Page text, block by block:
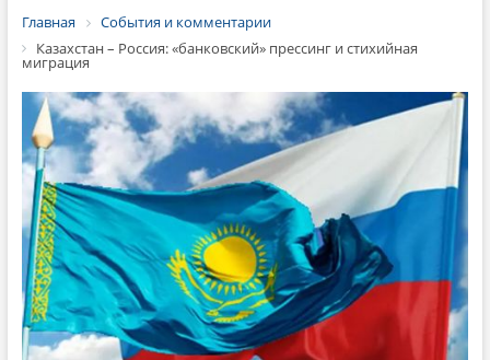
Главная
События и комментарии
Казахстан – Россия: «банковский» прессинг и стихийная
миграция